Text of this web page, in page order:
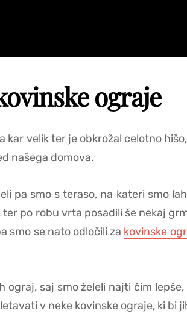
ograje
kar velik ter je obkrožal celotno
našega domova.
pa smo s teraso, na kateri smo
po robu vrta posadili še nekaj
smo se nato odločili za kovinske
saj smo želeli najti čim
v neke kovinske ograje, ki bi